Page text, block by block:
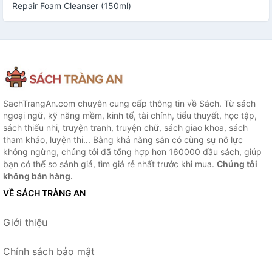
Repair Foam Cleanser (150ml)
SachTrangAn.com chuyên cung cấp thông tin về Sách. Từ sách
ngoại ngữ, kỹ năng mềm, kinh tế, tài chính, tiểu thuyết, học tập,
sách thiếu nhi, truyện tranh, truyện chữ, sách giao khoa, sách
tham khảo, luyện thi... Bằng khả năng sẵn có cùng sự nỗ lực
không ngừng, chúng tôi đã tổng hợp hơn 160000 đầu sách, giúp
bạn có thể so sánh giá, tìm giá rẻ nhất trước khi mua. Chúng tôi
không bán hàng.
VỀ SÁCH TRÀNG AN
Giới thiệu
Chính sách bảo mật